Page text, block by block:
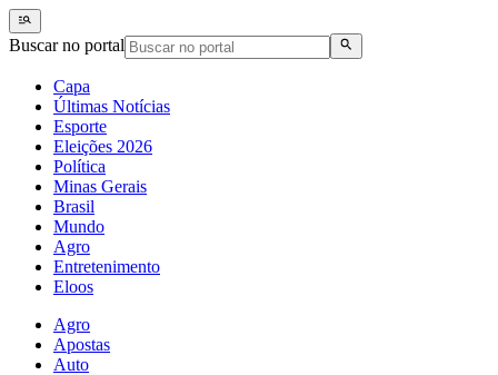
Buscar no portal
Capa
Últimas Notícias
Esporte
Eleições 2026
Política
Minas Gerais
Brasil
Mundo
Agro
Entretenimento
Eloos
Agro
Apostas
Auto